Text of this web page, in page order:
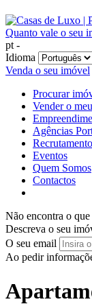
Quanto vale o seu
pt -
Idioma
Venda o seu imóvel
Procurar
Vender o
Agências
Recrutamento
Eventos
Quem Somos
Contactos
Não encontra o
Descreva o seu
O seu email
Ao pedir